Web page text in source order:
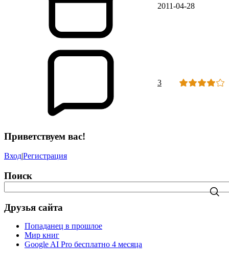
2011-04-28
3
Приветствуем вас!
Вход|Регистрация
Поиск
Друзья сайта
Попаданец в прошлое
Мир книг
Google AI Pro бесплатно 4 месяца